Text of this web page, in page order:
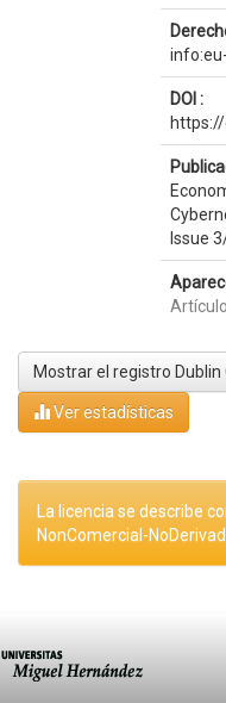
DOI :
Issue
Mostrar el registro
Ver estadísticas
La licencia se describe
NonComercial-